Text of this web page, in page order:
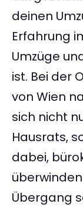
deinen
Erfahrung
Umzüge
ist. Bei der
von Wien
sich nicht
Hausrats,
dabei,
Übergang